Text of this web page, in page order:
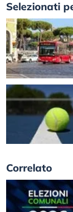
Selezionati
Correlato